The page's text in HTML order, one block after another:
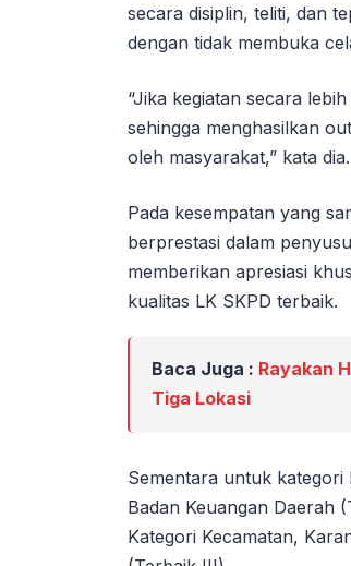
secara disiplin, teliti, dan
dengan tidak membuka
“Jika kegiatan secara
sehingga menghasilkan
oleh masyarakat,” kata dia.
Pada kesempatan yang
berprestasi dalam
memberikan apresiasi
kualitas LK SKPD terbaik.
Baca Juga : Rayakan
Tiga Lokasi
Sementara untuk
Badan Keuangan Daerah
Kategori Kecamatan,